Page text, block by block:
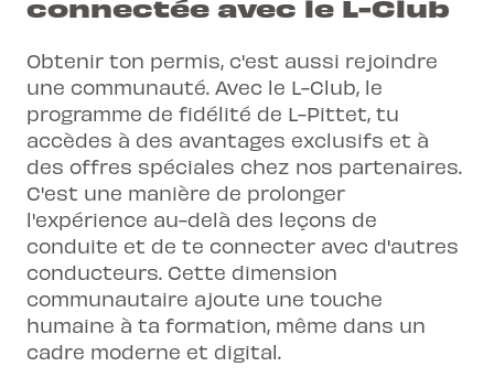
connectée avec le L-Club
Obtenir ton permis, c'est aussi rejoindre
une communauté. Avec le L-Club, le
programme de fidélité de L-Pittet, tu
accèdes à des avantages exclusifs et à
des offres spéciales chez nos partenaires.
C'est une manière de prolonger
l'expérience au-delà des leçons de
conduite et de te connecter avec d'autres
conducteurs. Cette dimension
communautaire ajoute une touche
humaine à ta formation, même dans un
cadre moderne et digital.